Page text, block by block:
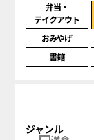
弁当・
テイクアウト
おみやげ
書籍
ジャンル